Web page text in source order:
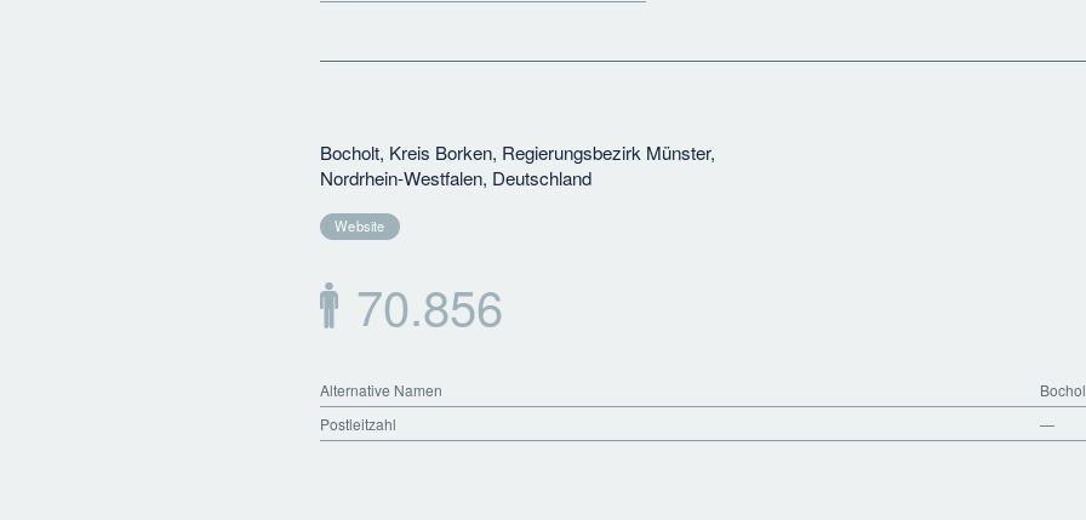
Bocholt, Kreis Borken, Regierungsbezirk Münster,
Nordrhein-Westfalen, Deutschland
Website
70.856
Alternative Namen
Postleitzahl
—